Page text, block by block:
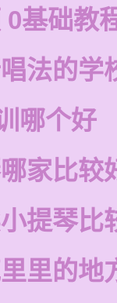
0基础教
法的学
哪个好
家比较
提琴比
里的地